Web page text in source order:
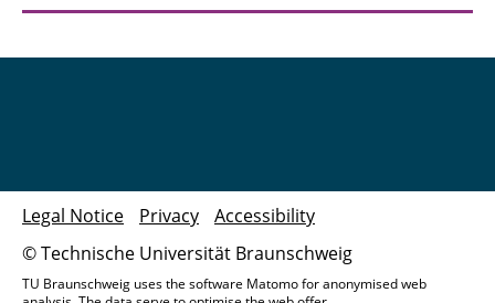
© Technische Universität Braunschweig
Legal Notice Privacy Accessibility
TU Braunschweig uses the software Matomo for anonymised web